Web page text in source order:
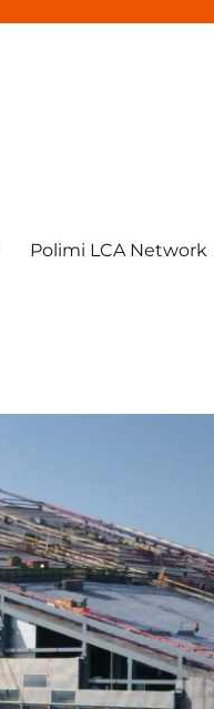
Polimi LCA Network